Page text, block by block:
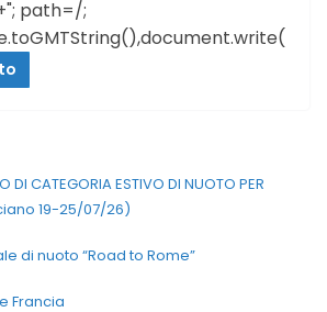
path=/;
DI CATEGORIA ESTIVO DI NUOTO PER
19-25/07/26)
di nuoto “Road to Rome”
Francia